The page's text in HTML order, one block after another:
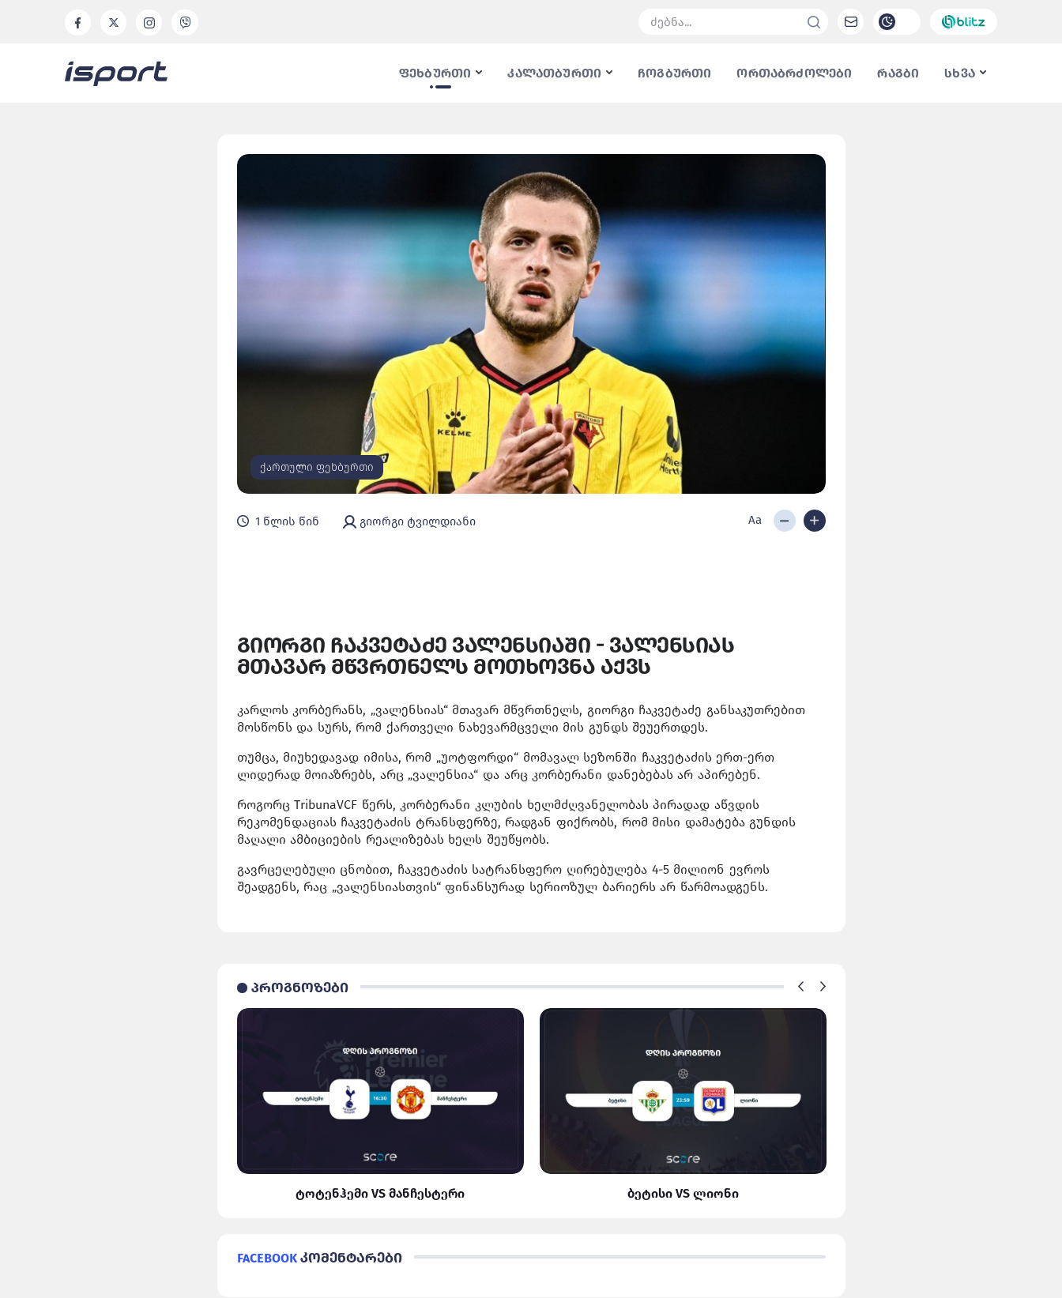
ფეხბურთი კალათბურთი ჩოგბურთი ორთაბრძოლები რაგბი სხვა
ქართული ფეხბურთი
1 წლის წინ გიორგი ტვილდიანი Aa
გიორგი ჩაკვეტაძე ვალენსიაში - ვალენსიას
მთავარ მწვრთნელს მოთხოვნა აქვს
კარლოს კორბერანს, „ვალენსიას“ მთავარ მწვრთნელს, გიორგი ჩაკვეტაძე განსაკუთრებით
მოსწონს და სურს, რომ ქართველი ნახევარმცველი მის გუნდს შეუერთდეს.
თუმცა, მიუხედავად იმისა, რომ „უოტფორდი“ მომავალ სეზონში ჩაკვეტაძის ერთ-ერთ
ლიდერად მოიაზრებს, არც „ვალენსია“ და არც კორბერანი დანებებას არ აპირებენ.
როგორც TribunaVCF წერს, კორბერანი კლუბის ხელმძღვანელობას პირადად აწვდის
რეკომენდაციას ჩაკვეტაძის ტრანსფერზე, რადგან ფიქრობს, რომ მისი დამატება გუნდის
მაღალი ამბიციების რეალიზებას ხელს შეუწყობს.
გავრცელებული ცნობით, ჩაკვეტაძის სატრანსფერო ღირებულება 4-5 მილიონ ევროს
შეადგენს, რაც „ვალენსიასთვის“ ფინანსურად სერიოზულ ბარიერს არ წარმოადგენს.
პროგნოზები
ტოტენჰემი VS მანჩესტერი ბეტისი VS ლიონი
Facebookკომენტარები